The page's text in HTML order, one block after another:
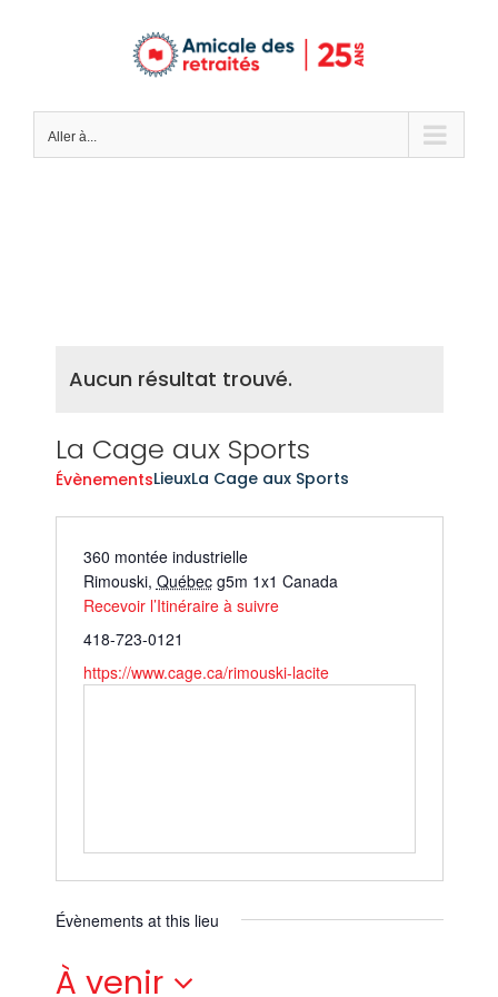
Aller à...
Aucun résultat trouvé.
La Cage aux Sports
ÉvènementsLieuxLa Cage aux Sports
360 montée industrielle
Rimouski, Québec g5m 1x1 Canada
Recevoir l’Itinéraire à suivre
418-723-0121
https://www.cage.ca/rimouski-lacite
Évènements at this lieu
À venir